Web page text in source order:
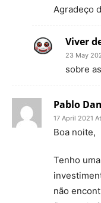
Agradeço
Viver
23 May
sobre
Pablo
17 April 2021
Boa noite,
Tenho
não